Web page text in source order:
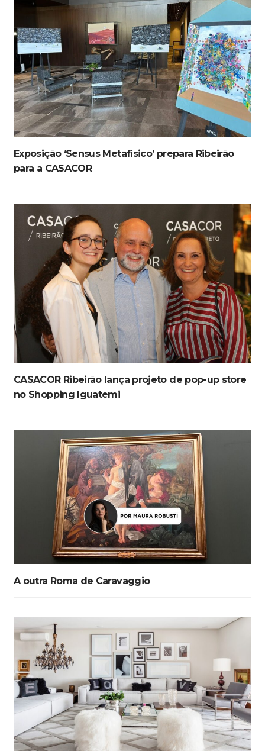
Exposição ‘Sensus Metafísico’ prepara Ribeirão
para a CASACOR
CASACOR Ribeirão lança projeto de pop-up store
no Shopping Iguatemi
A outra Roma de Caravaggio